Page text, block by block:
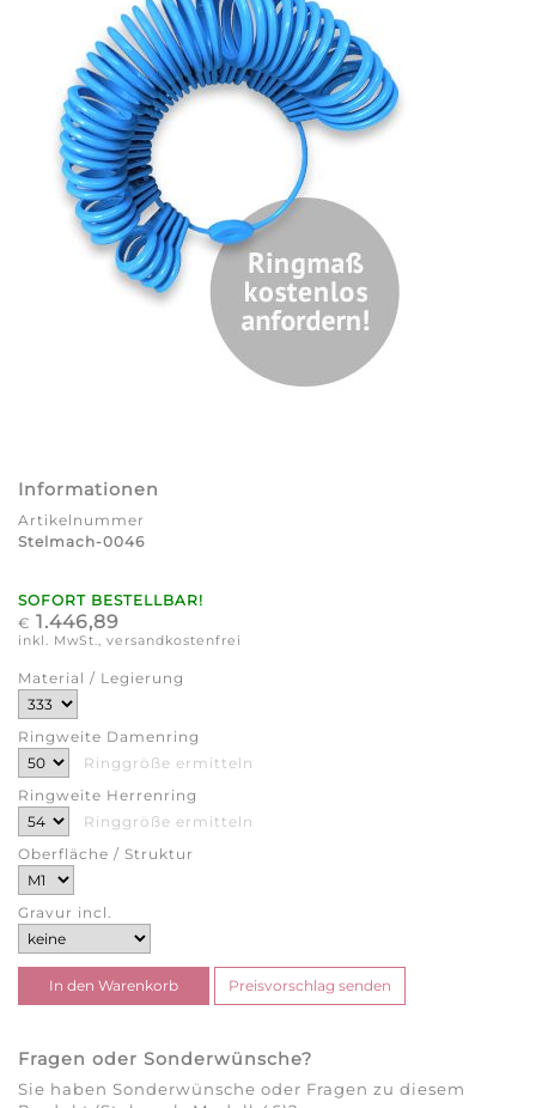
Informationen
Artikelnummer
Stelmach-0046
SOFORT BESTELLBAR!
€ 1.446,89
inkl. MwSt., versandkostenfrei
Material / Legierung
Ringweite Damenring
Ringgröße ermitteln
Ringweite Herrenring
Ringgröße ermitteln
Oberfläche / Struktur
Gravur incl.
Fragen oder Sonderwünsche?
Sie haben Sonderwünsche oder Fragen zu diesem